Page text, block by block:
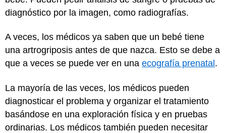
diagnóstico por la imagen, como radiografías.
A veces, los médicos ya saben que un bebé tiene
una artrogriposis antes de que nazca. Esto se debe a
que a veces se puede ver en una ecografía prenatal .
La mayoría de las veces, los médicos pueden
diagnosticar el problema y organizar el tratamiento
basándose en una exploración física y en pruebas
ordinarias. Los médicos también pueden necesitar